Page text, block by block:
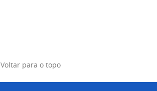
Voltar para o topo